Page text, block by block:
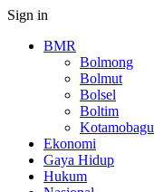
Sign in
BMR
Bolmong
Bolmut
Bolsel
Boltim
Kotamobagu
Ekonomi
Gaya Hidup
Hukum